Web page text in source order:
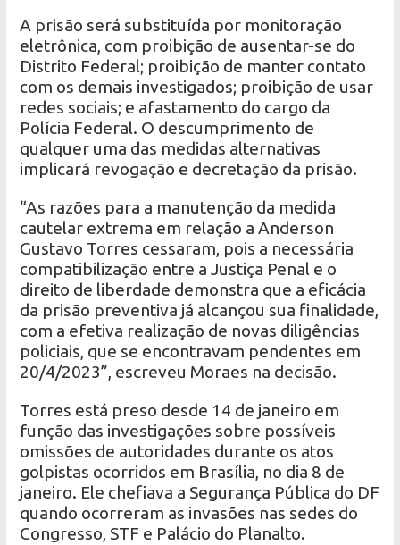
A prisão será substituída por monitoração
eletrônica, com proibição de ausentar-se do
Distrito Federal; proibição de manter contato
com os demais investigados; proibição de usar
redes sociais; e afastamento do cargo da
Polícia Federal. O descumprimento de
qualquer uma das medidas alternativas
implicará revogação e decretação da prisão.
“As razões para a manutenção da medida
cautelar extrema em relação a Anderson
Gustavo Torres cessaram, pois a necessária
compatibilização entre a Justiça Penal e o
direito de liberdade demonstra que a eficácia
da prisão preventiva já alcançou sua finalidade,
com a efetiva realização de novas diligências
policiais, que se encontravam pendentes em
20/4/2023”, escreveu Moraes na decisão.
Torres está preso desde 14 de janeiro em
função das investigações sobre possíveis
omissões de autoridades durante os atos
golpistas ocorridos em Brasília, no dia 8 de
janeiro. Ele chefiava a Segurança Pública do DF
quando ocorreram as invasões nas sedes do
Congresso, STF e Palácio do Planalto.